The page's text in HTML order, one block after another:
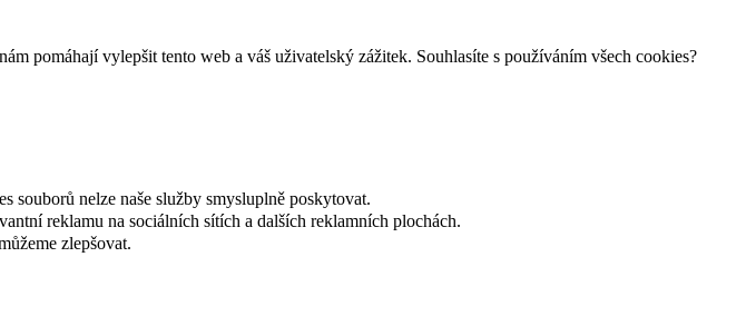
pomáhají vylepšit tento web a váš uživatelský zážitek. Souhlasíte s používáním všech cookies?
souborů nelze naše služby smysluplně poskytovat.
reklamu na sociálních sítích a dalších reklamních plochách.
zlepšovat.